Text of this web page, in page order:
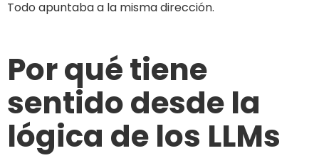
Todo apuntaba a la misma dirección.
Por qué tiene
sentido desde la
lógica de los LLMs